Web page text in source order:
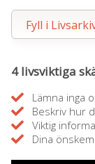
Fyll i
4 livsviktiga
Lämna inga
Beskriv hur
Viktig
Dina